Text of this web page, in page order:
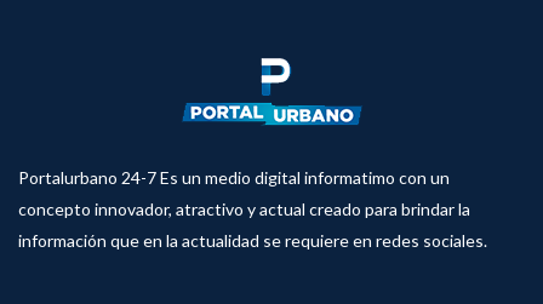
Portalurbano 24-7 Es un medio digital informatimo con un
concepto innovador, atractivo y actual creado para brindar la
información que en la actualidad se requiere en redes sociales.